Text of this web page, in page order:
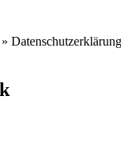
Datenschutzerklärung